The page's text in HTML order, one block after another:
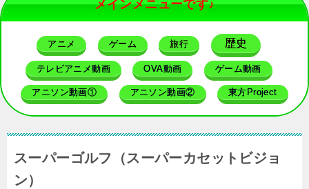
メインメニューです♪
アニメ ゲーム 旅行 歴史
テレビアニメ動画 OVA動画 ゲーム動画
アニソン動画① アニソン動画② 東方Project
スーパーゴルフ（スーパーカセットビジョ
ン）